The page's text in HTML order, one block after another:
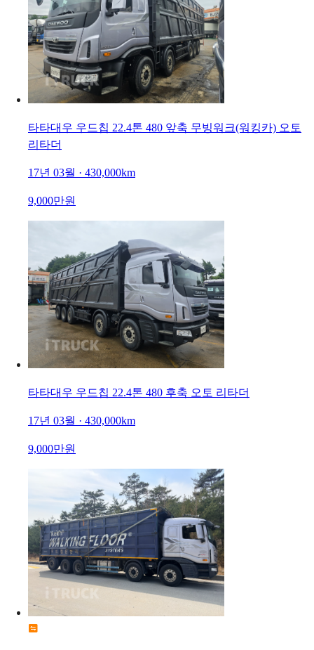
타타대우 우드칩 22.4톤 480 앞축 무빙워크(워킹카) 오토
리타더
17년 03월 · 430,000km
9,000만원
타타대우 우드칩 22.4톤 480 후축 오토 리타더
17년 03월 · 430,000km
9,000만원